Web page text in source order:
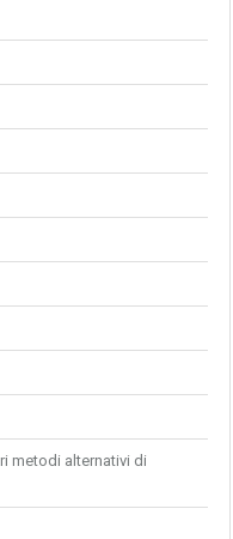
metodi alternativi di